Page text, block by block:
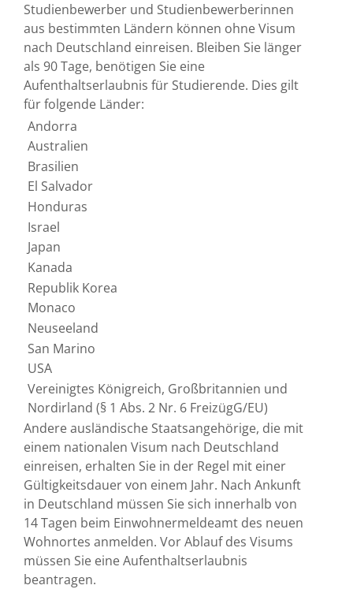
Studienbewerber und Studienbewerberinnen
aus bestimmten Ländern können ohne Visum
nach Deutschland einreisen. Bleiben Sie länger
als 90 Tage, benötigen Sie eine
Aufenthaltserlaubnis für Studierende. Dies gilt
für folgende Länder:
Andorra
Australien
Brasilien
El Salvador
Honduras
Israel
Japan
Kanada
Republik Korea
Monaco
Neuseeland
San Marino
USA
Vereinigtes Königreich, Großbritannien und
Nordirland (§ 1 Abs. 2 Nr. 6 FreizügG/EU)
Andere ausländische Staatsangehörige, die mit
einem nationalen Visum nach Deutschland
einreisen, erhalten Sie in der Regel mit einer
Gültigkeitsdauer von einem Jahr. Nach Ankunft
in Deutschland müssen Sie sich innerhalb von
14 Tagen beim Einwohnermeldeamt des neuen
Wohnortes anmelden. Vor Ablauf des Visums
müssen Sie eine Aufenthaltserlaubnis
beantragen.